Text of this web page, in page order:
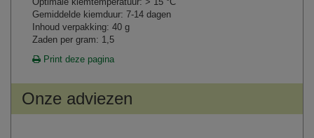
Gemiddelde kiemduur: 7-14 dagen
Inhoud verpakking: 40 g
Zaden per gram: 1,5
Print deze pagina
Onze adviezen